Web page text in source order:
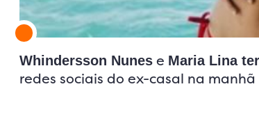
Whindersson Nunes e Maria Lina
redes sociais do ex-casal na